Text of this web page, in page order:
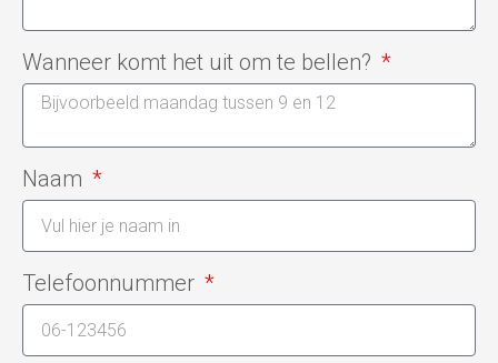
Wanneer komt het uit om te bellen?
Naam
Telefoonnummer